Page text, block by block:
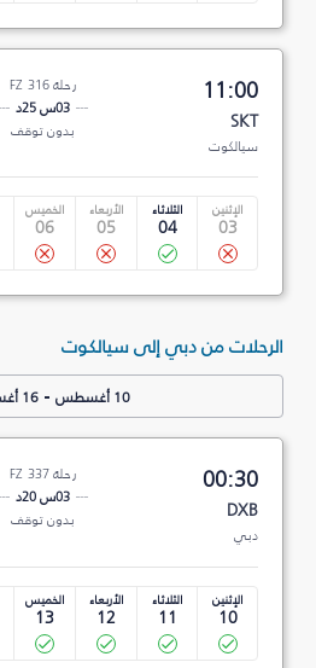
11:00
SKT
سيالكوت
رحلة FZ 316
03س 25د
بدون توقف
الإثنين
03
الثلاثاء
04
الأربعاء
05
الخميس
06
الرحلات من دبي إلى سيالكوت
10 أغسطس -16 أغسطس
00:30
DXB
دبي
رحلة FZ 337
03س 20د
بدون توقف
الإثنين
10
الثلاثاء
11
الأربعاء
12
الخميس
13